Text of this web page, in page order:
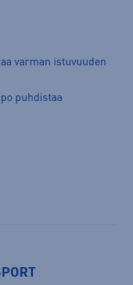
varman istuvuuden
puhdistaa